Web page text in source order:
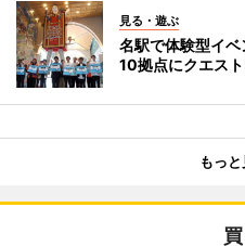
見る・遊ぶ
名駅で体験型イ
10拠点にクエス
もっ